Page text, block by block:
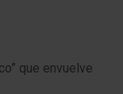
que envuelve